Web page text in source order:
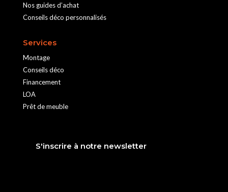
Nos guides d’achat
Conseils déco personnalisés
Services
Montage
Conseils déco
Financement
LOA
Prêt de meuble
S'inscrire à notre newsletter